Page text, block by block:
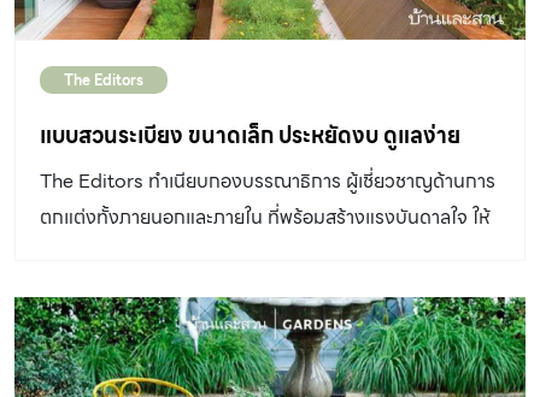
แบบปิด จากคำบอกเล่าของ คุณศักดิ์ เรืองพร้อม เจ้าของสวน
ทำให้เราต้องปรับหน้าดินและผสมดินถุงที่มีสารอาหารสำหรับ
ต้นไม้เพิ่มเข้าไป เพื่อให้ดินร่วนซุยระบายน้ำได้ดี ด้านข้างบ้าน
ซึ่งติดกับถนนของหมู่บ้านปลูกไทรอินโดยาวตลอดแนวช่วย
ป้องกันฝุ่นและควันรถจากริมถนน ทรงพุ่มแน่นสูง 3 เมตร
ช่วยดูดซับเสียงจากด้านนอกได้มาก และยังสร้างบรรยากาศ
มากทั้งวันทำให้บ้านและสวนดูร้อนอบอ้าว จึงปลูกต้นไม้ใหญ่
ทรงพุ่มใบแผ่กว้างช่วยบังแดดและยังร่มรื่นมากขึ้น “สนาม
หญ้าก็เปลี่ยนเป็นพื้นกรวดแทน ด้วยเหตุผลที่เจ้าของบ้านเป็น
The Editors
แบบสวนระเบียง ขนาดเล็ก ประหยัดงบ ดูแลง่าย
The Editors ทำเนียบกองบรรณาธิการ ผู้เชี่ยวชาญด้านการ
ตกแต่งทั้งภายนอกและภายใน ที่พร้อมสร้างแรงบันดาลใจ ให้